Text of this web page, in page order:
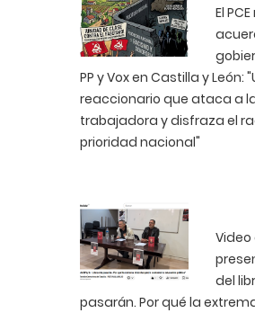
El
PP y Vox en Castilla y León:
reaccionario que ataca a
trabajadora y disfraza el
prioridad nacional"
Video
del
pasarán. Por qué la